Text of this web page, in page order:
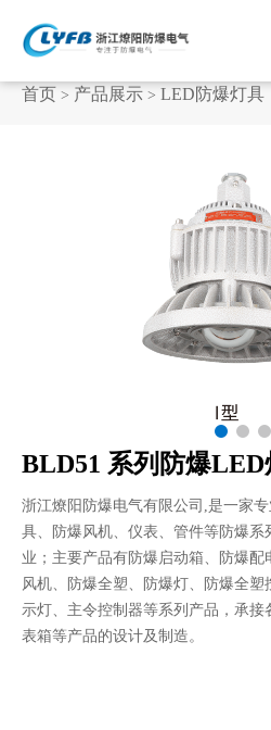
首页 > 产品展示 > LED防爆灯具
BLD51 系列防爆LED
浙江燎阳防爆电气有限公司,是一家
具、防爆风机、仪表、管件等防爆系
业；主要产品有防爆启动箱、防爆
风机、防爆全塑、防爆灯、防爆全
示灯、主令控制器等系列产品，承接
表箱等产品的设计及制造。